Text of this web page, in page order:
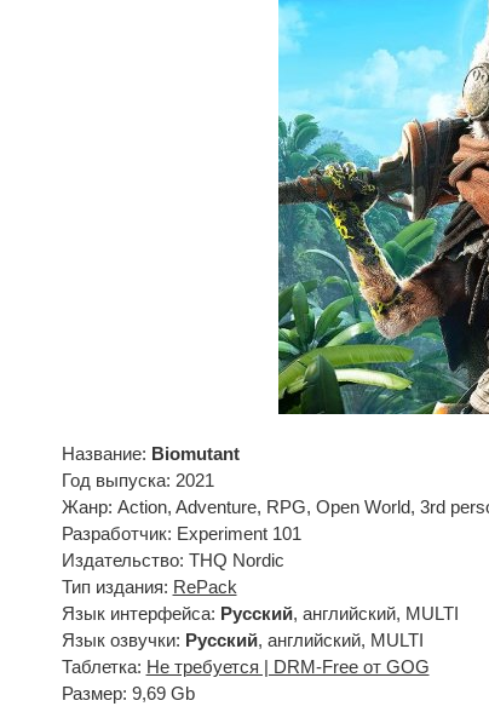
Название: Biomutant
Год выпуска: 2021
Жанр: Action, Adventure, RPG, Open World, 3rd
Разработчик: Experiment 101
Издательство: THQ Nordic
Тип издания: RePack
Язык интерфейса: Русский, английский, MULTI
Язык озвучки: Русский, английский, MULTI
Таблетка: Не требуется | DRM-Free от GOG
Размер: 9,69 Gb